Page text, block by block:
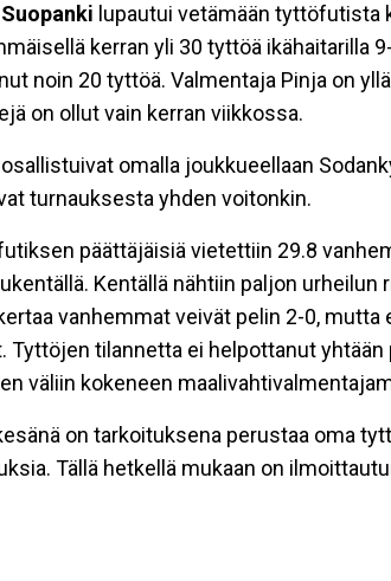
lupautui vetämään tyttöfutista
kerran yli 30 tyttöä ikähaitarilla
noin 20 tyttöä. Valmentaja Pinja on
on ollut vain kerran viikkossa.
omalla joukkueellaan
turnauksesta yhden voitonkin.
päättäjäisiä vietettiin 29.8
Kentällä nähtiin paljon
vanhemmat veivät pelin 2-0,
Tyttöjen tilannetta ei helpottanut
väliin kokeneen
on tarkoituksena perustaa oma
Tällä hetkellä mukaan on